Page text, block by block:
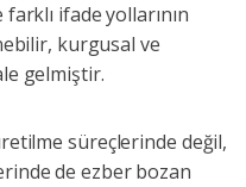
ifade yollarının
kurgusal ve
gelmiştir.
süreçlerinde değil,
de ezber bozan